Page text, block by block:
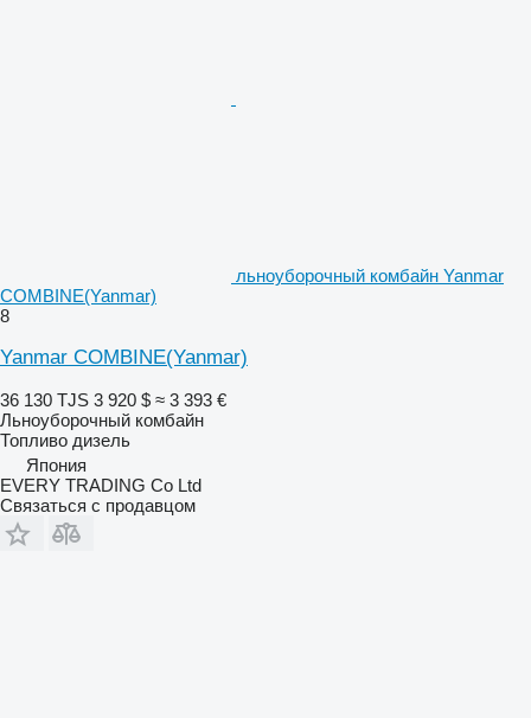
льноуборочный комбайн Yanmar
COMBINE(Yanmar)
8
Yanmar COMBINE(Yanmar)
36 130 TJS 3 920 $ ≈ 3 393 €
Льноуборочный комбайн
Топливо дизель
Япония
EVERY TRADING Co Ltd
Связаться с продавцом